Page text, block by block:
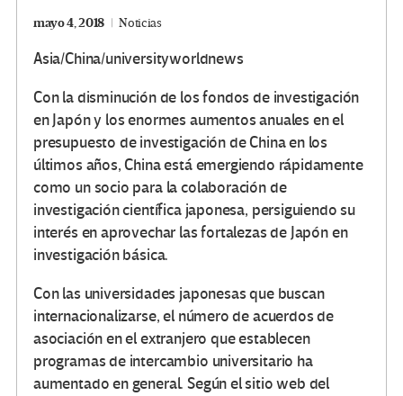
mayo 4, 2018 Noticias
Asia/China/universityworldnews
Con la disminución de los fondos de investigación
en Japón y los enormes aumentos anuales en el
presupuesto de investigación de China en los
últimos años, China está emergiendo rápidamente
como un socio para la colaboración de
investigación científica japonesa, persiguiendo su
interés en aprovechar las fortalezas de Japón en
investigación básica.
Con las universidades japonesas que buscan
internacionalizarse, el número de acuerdos de
asociación en el extranjero que establecen
programas de intercambio universitario ha
aumentado en general. Según el sitio web del